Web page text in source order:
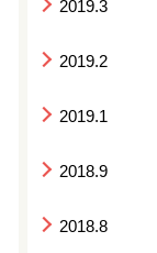
2019.3
2019.2
2019.1
2018.9
2018.8